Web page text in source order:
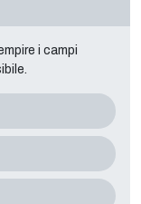
i campi